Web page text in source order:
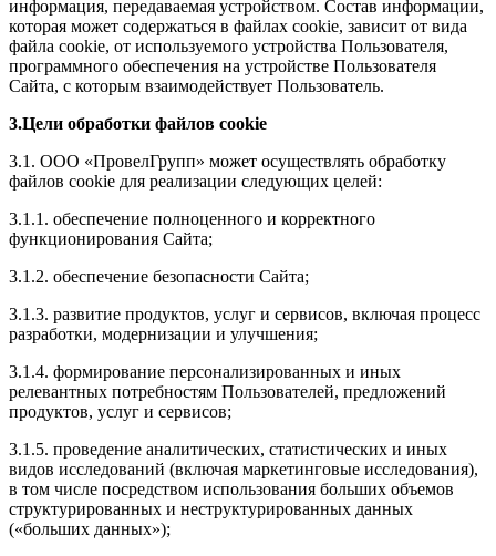
информация, передаваемая устройством. Состав информации,
которая может содержаться в файлах cookie, зависит от вида
файла cookie, от используемого устройства Пользователя,
программного обеспечения на устройстве Пользователя
Сайта, с которым взаимодействует Пользователь.
3.Цели обработки файлов cookie
3.1. ООО «ПровелГрупп» может осуществлять обработку
файлов cookie для реализации следующих целей:
3.1.1. обеспечение полноценного и корректного
функционирования Сайта;
3.1.2. обеспечение безопасности Сайта;
3.1.3. развитие продуктов, услуг и сервисов, включая процесс
разработки, модернизации и улучшения;
3.1.4. формирование персонализированных и иных
релевантных потребностям Пользователей, предложений
продуктов, услуг и сервисов;
3.1.5. проведение аналитических, статистических и иных
видов исследований (включая маркетинговые исследования),
в том числе посредством использования больших объемов
структурированных и неструктурированных данных
(«больших данных»);